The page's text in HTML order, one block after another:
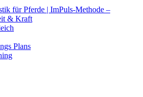
für Pferde | ImPuls‑Methode –
& Kraft
Plans